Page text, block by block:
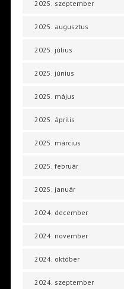
2025. szeptember
2025. augusztus
2025. július
2025. június
2025. május
2025. április
2025. március
2025. február
2025. január
2024. december
2024. november
2024. október
2024. szeptember